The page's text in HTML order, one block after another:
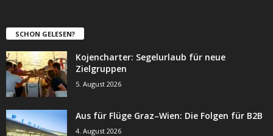
SCHON GELESEN?
Kojencharter: Segelurlaub für neue
Zielgruppen
5. August 2026
Aus für Flüge Graz–Wien: Die Folgen für B2B
4. August 2026